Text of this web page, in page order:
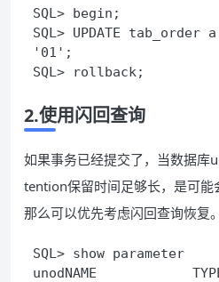
SQL> begin;
SQL> UPDATE
'01';
SQL> rollback;
2.使用闪回查询
如果事务已经提交了，当数据
tention保留时间足够长，是可能
那么可以优先考虑闪回查询恢复。
SQL> show parameter
unodNAME